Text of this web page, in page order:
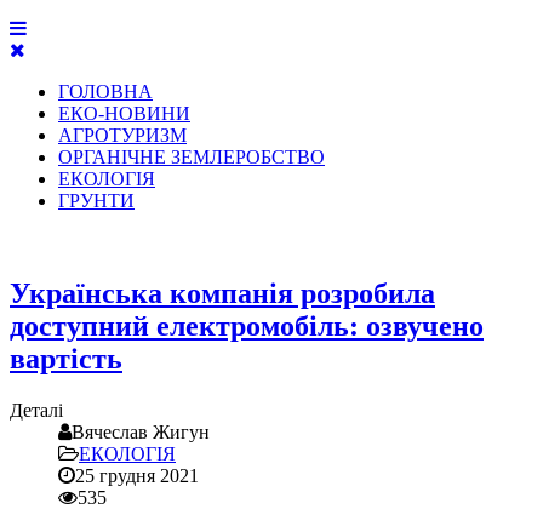
ГОЛОВНА
ЕКО-НОВИНИ
АГРОТУРИЗМ
ОРГАНІЧНЕ ЗЕМЛЕРОБСТВО
ЕКОЛОГІЯ
ГРУНТИ
Українська компанія розробила
доступний електромобіль: озвучено
вартість
Деталі
Вячеслав Жигун
ЕКОЛОГІЯ
25 грудня 2021
535